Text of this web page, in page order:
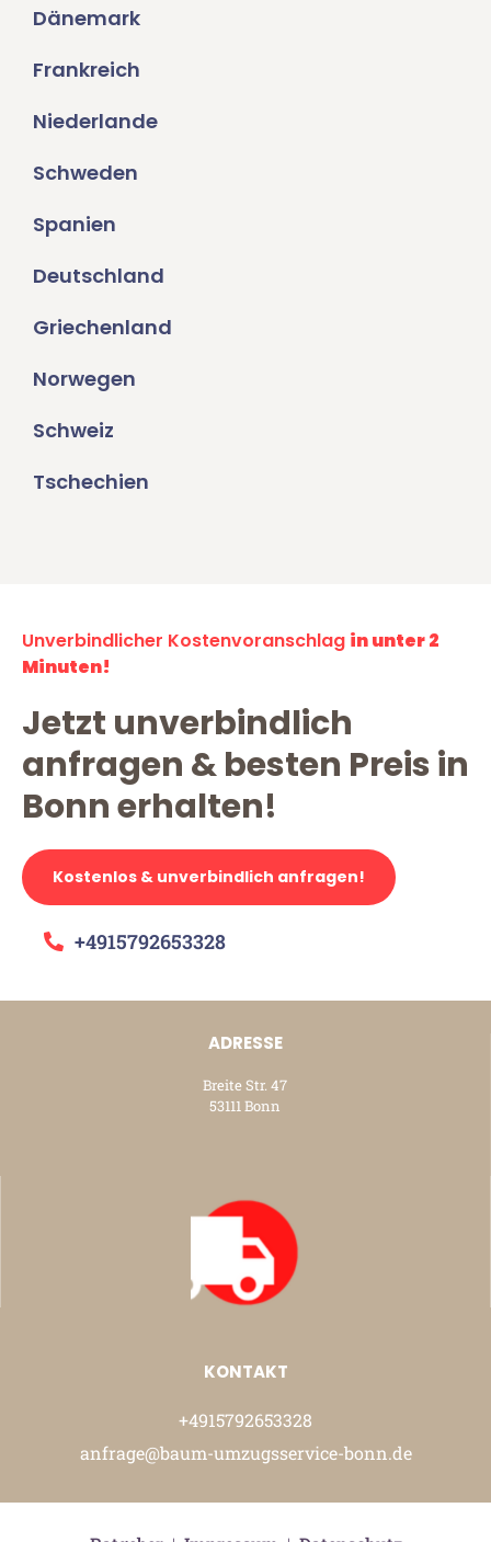
Dänemark
Frankreich
Niederlande
Schweden
Spanien
Deutschland
Griechenland
Norwegen
Schweiz
Tschechien
Unverbindlicher Kostenvoranschlag in unter 2
Minuten!
Jetzt unverbindlich
anfragen & besten Preis in
Bonn erhalten!
Kostenlos & unverbindlich anfragen!
+4915792653328
ADRESSE
Breite Str. 47
53111 Bonn
KONTAKT
+4915792653328
anfrage@baum-umzugsservice-bonn.de